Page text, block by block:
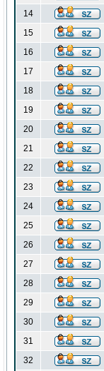
14
15
16
17
18
19
20
21
22
23
24
25
26
27
28
29
30
31
32